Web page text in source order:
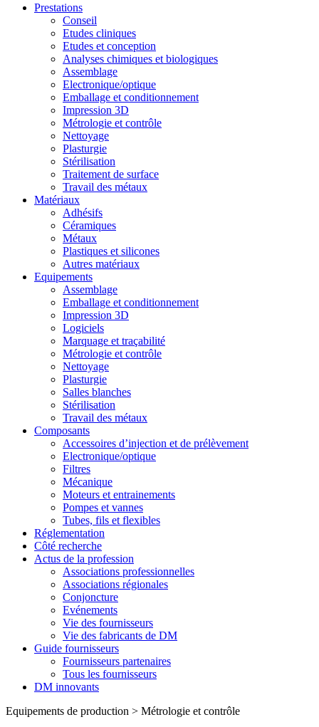
Prestations
Conseil
Etudes cliniques
Etudes et conception
Analyses chimiques et biologiques
Assemblage
Electronique/optique
Emballage et conditionnement
Impression 3D
Métrologie et contrôle
Nettoyage
Plasturgie
Stérilisation
Traitement de surface
Travail des métaux
Matériaux
Adhésifs
Céramiques
Métaux
Plastiques et silicones
Autres matériaux
Equipements
Assemblage
Emballage et conditionnement
Impression 3D
Logiciels
Marquage et traçabilité
Métrologie et contrôle
Nettoyage
Plasturgie
Salles blanches
Stérilisation
Travail des métaux
Composants
Accessoires d’injection et de prélèvement
Electronique/optique
Filtres
Mécanique
Moteurs et entrainements
Pompes et vannes
Tubes, fils et flexibles
Réglementation
Côté recherche
Actus de la profession
Associations professionnelles
Associations régionales
Conjoncture
Evénements
Vie des fournisseurs
Vie des fabricants de DM
Guide fournisseurs
Fournisseurs partenaires
Tous les fournisseurs
DM innovants
Equipements de production > Métrologie et contrôle